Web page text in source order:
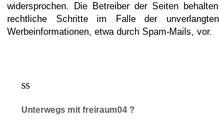
widersprochen. Die Betreiber der Seiten
rechtliche Schritte im Falle der
Werbeinformationen, etwa durch Spam-Mails, vor.
ss
Unterwegs mit freiraum04 ?